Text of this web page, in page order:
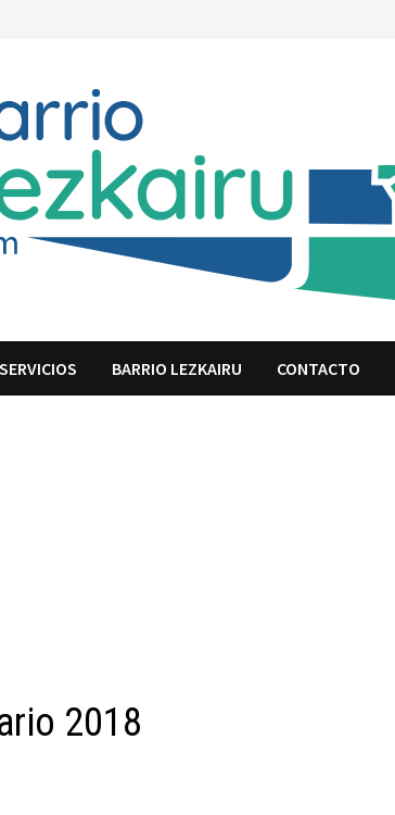
SERVICIOS BARRIO LEZKAIRU CONTACTO
2018